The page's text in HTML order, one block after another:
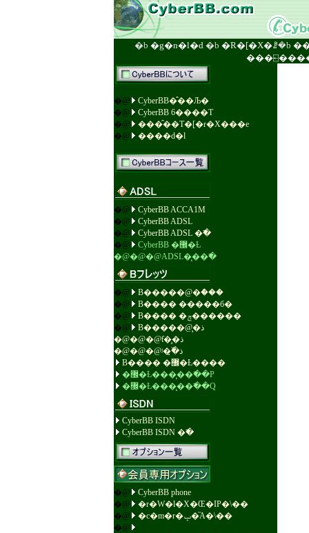
�b �g�n�l�d �b �R�[�X�ꗗ�b
�@
CyberBB�̂��Љ�
�@
CyberBB 6����T
�@
���̑��T�[�r�X���e
�@
����d�l
�@
CyberBB ACCA1M
�@
CyberBB ADSL
�@
CyberBB ADSL �߯�
�@
CyberBB �޼�Ƚ
�@�@�@ADSL�̨��߯�
�@
B�����@�ް���
�@
B���� �����б�
�@
B���� �ݼ������
�@
B�����@̧�ذ
�@�@�@ƭ�̧�ذ
�@�@�@ʲ�̧߰�ذ
B���� �޼�Ƚ����
�޼�Ƚ���̨��߯��P
�޼�Ƚ���̨��߯��Q
CyberBB ISDN
CyberBB ISDN �߯�
�@
CyberBB phone
�@
�r�W�l�X�Œ�IP�\��
�@
�c�m�r�ݒ�֘A�\��
�@